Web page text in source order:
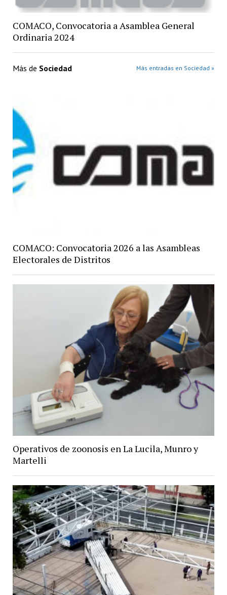
COMACO, Convocatoria a Asamblea General
Ordinaria 2024
Más de Sociedad Más entradas en Sociedad »
COMACO: Convocatoria 2026 a las Asambleas
Electorales de Distritos
Operativos de zoonosis en La Lucila, Munro y
Martelli